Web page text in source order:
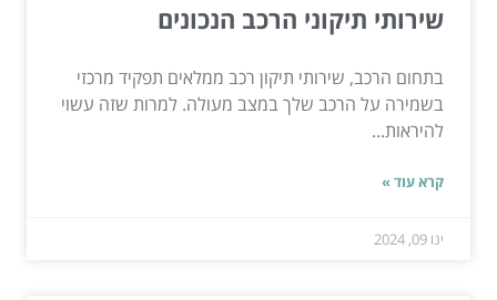
שירותי תיקוני הרכב הנכונים
בתחום הרכב, שירותי תיקון רכב ממלאים תפקיד מרכזי
בשמירה על הרכב שלך במצב מעולה. למרות שזה עשוי
להיראות...
קרא עוד »
ינו 09, 2024